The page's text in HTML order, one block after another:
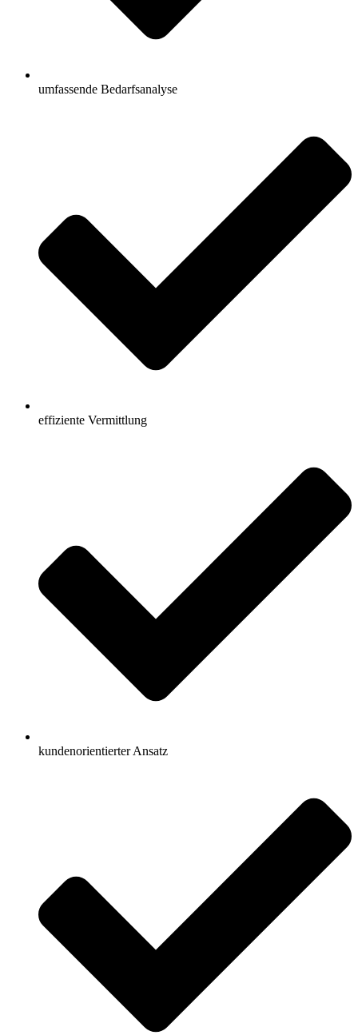
umfassende Bedarfsanalyse
effiziente Vermittlung
kundenorientierter Ansatz